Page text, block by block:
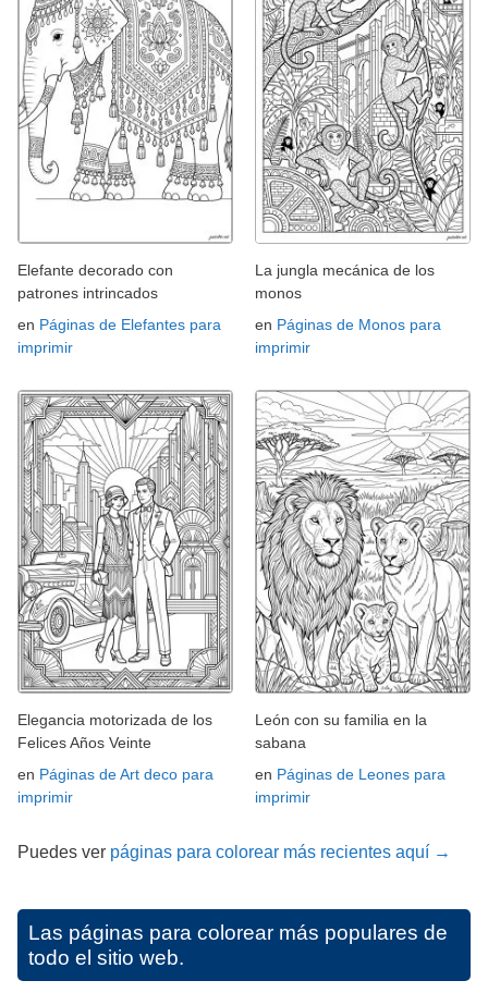
Elefante decorado con
patrones intrincados
en Páginas de Elefantes para
imprimir
La jungla mecánica de los
monos
en Páginas de Monos para
imprimir
Elegancia motorizada de los
Felices Años Veinte
en Páginas de Art deco para
imprimir
León con su familia en la
sabana
en Páginas de Leones para
imprimir
Puedes ver páginas para colorear más recientes aquí →
Las páginas para colorear más populares de
todo el sitio web.